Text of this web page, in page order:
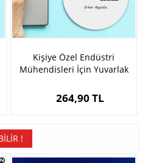
Kişiye Özel Endüstri
Mühendisleri İçin Yuvarlak
264,90 TL
!